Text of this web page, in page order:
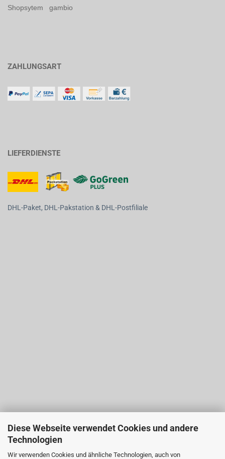
Diese Webseite verwendet Cookies und andere
Technologien
Wir verwenden Cookies und ähnliche Technologien, auch von
Shopsytem gambio
ZAHLUNGSART
LIEFERDIENSTE
DHL-Paket, DHL-Pakstation & DHL-Postfiliale